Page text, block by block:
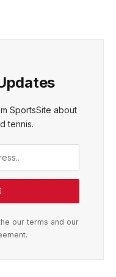
SportsSite about
tennis.
our terms and our